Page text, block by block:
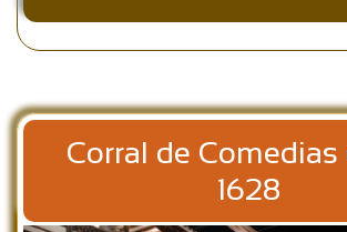
Corral de Comedias
1628